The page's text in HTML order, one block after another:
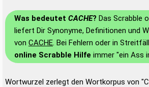
Was bedeutet CACHE? Das Scrabble
liefert Dir Synonyme, Definitionen und
von CACHE. Bei Fehlern oder in
online Scrabble Hilfe immer "ein Ass
Wortwurzel zerlegt den Wortkorpus von